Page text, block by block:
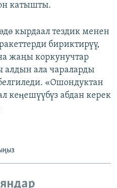
катышты.
кырдаал тездик менен
бириктирүү,
жаңы коркунучтар
ала чараларды
«Ошондуктан
кеӊешүүбүз абдан керек